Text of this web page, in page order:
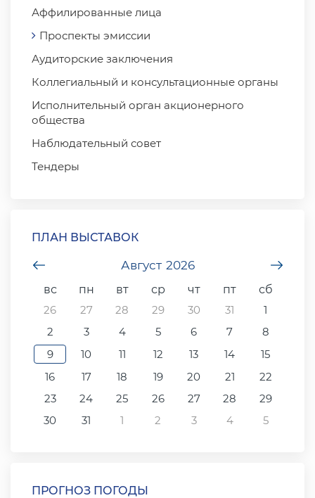
Аффилированные лица
Проспекты эмиссии
Аудиторские заключения
Коллегиальный и консультационные органы
Исполнительный орган акционерного
общества
Наблюдательный совет
Тендеры
ПЛАН ВЫСТАВОК
Август 2026
вс
пн вт ср чт пт
сб
26
27 28 29 30 31
1
2
3 4 5 6 7
8
9
10 11 12 13 14
15
16
17 18 19 20 21
22
23
24 25 26 27 28
29
30
31 1 2 3 4 5
ПРОГНОЗ ПОГОДЫ